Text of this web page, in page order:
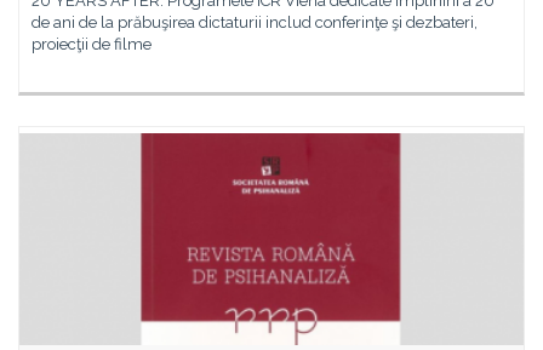
de ani de la prăbuşirea dictaturii includ conferinţe şi dezbateri,
proiecţii de filme